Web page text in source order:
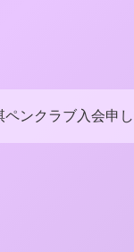
ペンクラブ入会申